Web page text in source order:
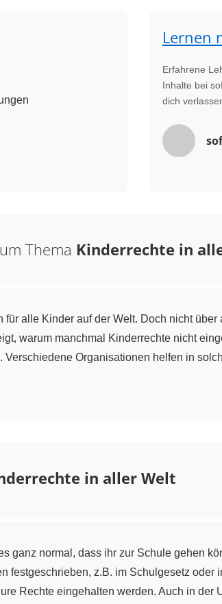
Lernen
Erfahrene
Inhalte bei
dich
Thema Kinderrechte in
für alle Kinder auf der Welt. Doch nicht
warum manchmal Kinderrechte nicht
Verschiedene Organisationen helfen in
in aller Welt
ganz normal, dass ihr zur Schule gehen
festgeschrieben, z.B. im Schulgesetz
Rechte eingehalten werden. Auch in